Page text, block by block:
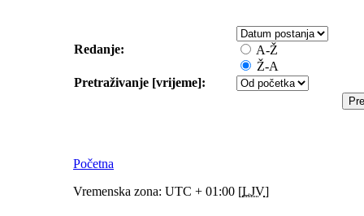
Redanje:
A-Ž
Ž-A
Pretraživanje [vrijeme]:
Početna
Vremenska zona: UTC + 01:00 [LJV]